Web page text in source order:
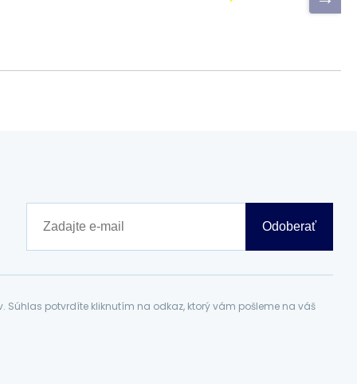
Odoberať
potvrdíte kliknutím na odkaz, ktorý vám pošleme na váš